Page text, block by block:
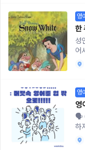
있
활
진
함
✔️
인
터
시
크
지
영
한
성
어
영
영
🗣
하
까